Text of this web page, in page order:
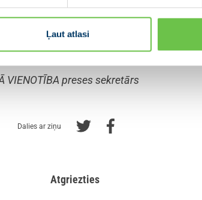
Ļaut atlasi
kopīgam startam 13.Saeimas
un Ministru prezidenta amata
VIENOTĪBA preses sekretārs
Dalies ar ziņu
Atgriezties